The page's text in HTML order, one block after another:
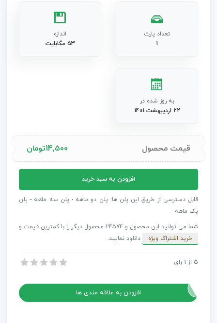
تعداد پارت
1
اندازه
53 مگابایت
به روز شده در
22 اردیبهشت 1401
قیمت محصول 14,500تومان
افترافکت
مجموعه
عدد
افزودن به سبد خرید
قابل دسترسی از طریق این پلن ها: پلن دو ماهه - پلن سه ماهه - پلن
یک ماهه
شما می توانید این محصول و 24574 محصول دیگر را با کمترین قیمت و
خرید اشتراک ویژه
دانلود نمایید.
پروژه آماده افترافکت مجموعه اینفوگرافیک مدرن
5 از 1 رای
افزودن به علاقه مندی ها